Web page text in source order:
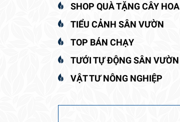
SHOP QUÀ TẶNG CÂY HOA
TIỂU CẢNH SÂN VƯỜN
TOP BÁN CHẠY
TƯỚI TỰ ĐỘNG SÂN VƯỜN
VẬT TƯ NÔNG NGHIỆP